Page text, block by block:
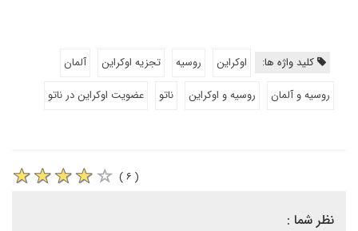
کلید واژه ها: اوکراین روسیه تجزیه اوکراین
آلمان
روسیه و آلمان
روسیه و اوکراین ناتو عضویت اوکراین در ناتو
( ۶ )
نظر شما :